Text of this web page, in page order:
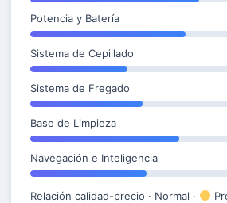
Potencia y Batería
Sistema de Cepillado
Sistema de Fregado
Base de Limpieza
Navegación e Inteligencia
Relación calidad-precio · Normal ·